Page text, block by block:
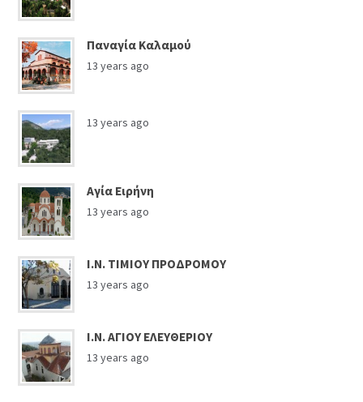
Παναγία Καλαμού
13 years ago
13 years ago
Αγία Ειρήνη
13 years ago
Ι.Ν. ΤΙΜΙΟΥ ΠΡΟΔΡΟΜΟΥ
13 years ago
Ι.Ν. ΑΓΙΟΥ ΕΛΕΥΘΕΡΙΟΥ
13 years ago